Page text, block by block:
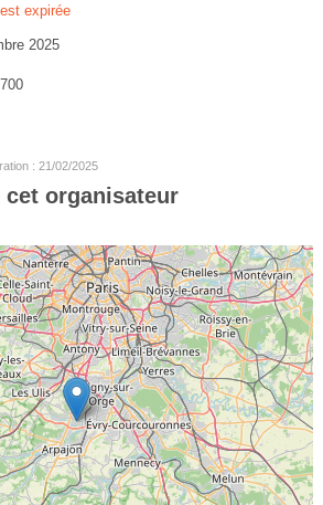
expirée
2025
: 21/02/2025
organisateur